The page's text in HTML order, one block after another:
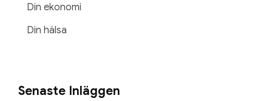
Din ekonomi
Din hälsa
Senaste Inläggen